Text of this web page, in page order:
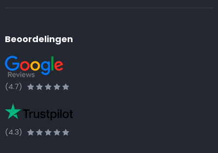
Beoordelingen
(4.7)
(4.3)